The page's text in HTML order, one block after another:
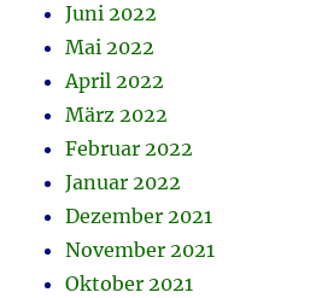
Juni 2022
Mai 2022
April 2022
März 2022
Februar 2022
Januar 2022
Dezember 2021
November 2021
Oktober 2021